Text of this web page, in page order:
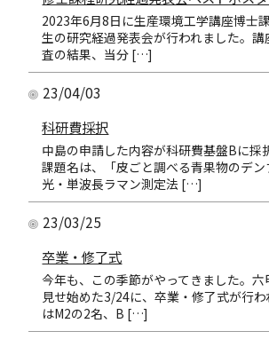
2023年6月8日に生産環境工学講座博士
生の研究経過発表会が行われました。
査の結果、当分 […]
23/04/03
科研費採択
中島の申請した内容が科研費基盤Bに採
課題名は、「皮ごと調べる青果物のデ
光・単波長ラマン測定法 […]
23/03/25
卒業・修了式
今年も、この季節がやってきました。六
見せ始めた3/24に、卒業・修了式が行
はM2の2名、B […]